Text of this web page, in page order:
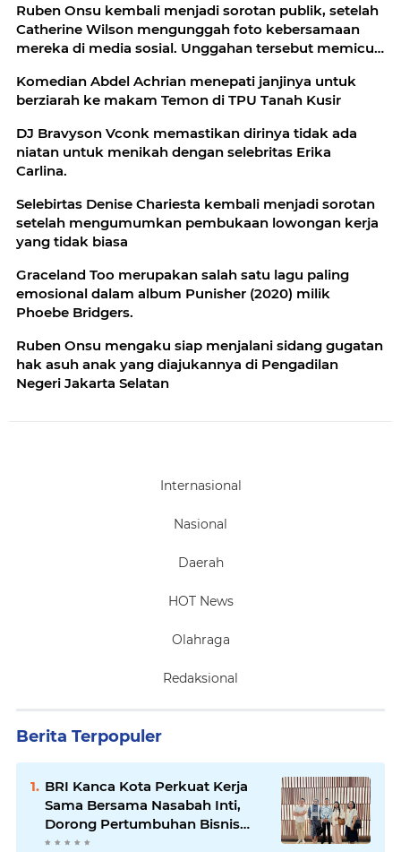
Ruben Onsu kembali menjadi sorotan publik, setelah
Catherine Wilson mengunggah foto kebersamaan
mereka di media sosial. Unggahan tersebut memicu
Komedian Abdel Achrian menepati janjinya untuk
berziarah ke makam Temon di TPU Tanah Kusir
DJ Bravyson Vconk memastikan dirinya tidak ada
niatan untuk menikah dengan selebritas Erika
Carlina.
Selebirtas Denise Chariesta kembali menjadi sorotan
setelah mengumumkan pembukaan lowongan kerja
yang tidak biasa
Graceland Too merupakan salah satu lagu paling
emosional dalam album Punisher (2020) milik
Phoebe Bridgers.
Ruben Onsu mengaku siap menjalani sidang gugatan
hak asuh anak yang diajukannya di Pengadilan
Negeri Jakarta Selatan
Internasional
Nasional
Daerah
HOT News
Olahraga
Redaksional
Berita Terpopuler
BRI Kanca Kota Perkuat Kerja
Sama Bersama Nasabah Inti,
Dorong Pertumbuhan Bisnis
Berkelanjutan